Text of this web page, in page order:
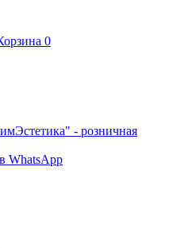
0
- розничная
WhatsApp